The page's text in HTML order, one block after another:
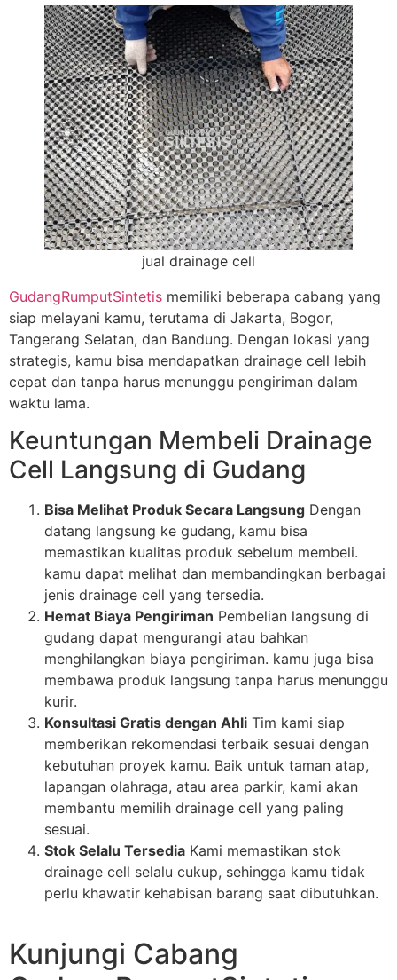
jual drainage cell
GudangRumputSintetis memiliki beberapa cabang yang
siap melayani kamu, terutama di Jakarta, Bogor,
Tangerang Selatan, dan Bandung. Dengan lokasi yang
strategis, kamu bisa mendapatkan drainage cell lebih
cepat dan tanpa harus menunggu pengiriman dalam
waktu lama.
Keuntungan Membeli Drainage
Cell Langsung di Gudang
Bisa Melihat Produk Secara Langsung Dengan
datang langsung ke gudang, kamu bisa
memastikan kualitas produk sebelum membeli.
kamu dapat melihat dan membandingkan berbagai
jenis drainage cell yang tersedia.
Hemat Biaya Pengiriman Pembelian langsung di
gudang dapat mengurangi atau bahkan
menghilangkan biaya pengiriman. kamu juga bisa
membawa produk langsung tanpa harus menunggu
kurir.
Konsultasi Gratis dengan Ahli Tim kami siap
memberikan rekomendasi terbaik sesuai dengan
kebutuhan proyek kamu. Baik untuk taman atap,
lapangan olahraga, atau area parkir, kami akan
membantu memilih drainage cell yang paling
sesuai.
Stok Selalu Tersedia Kami memastikan stok
drainage cell selalu cukup, sehingga kamu tidak
perlu khawatir kehabisan barang saat dibutuhkan.
Kunjungi Cabang